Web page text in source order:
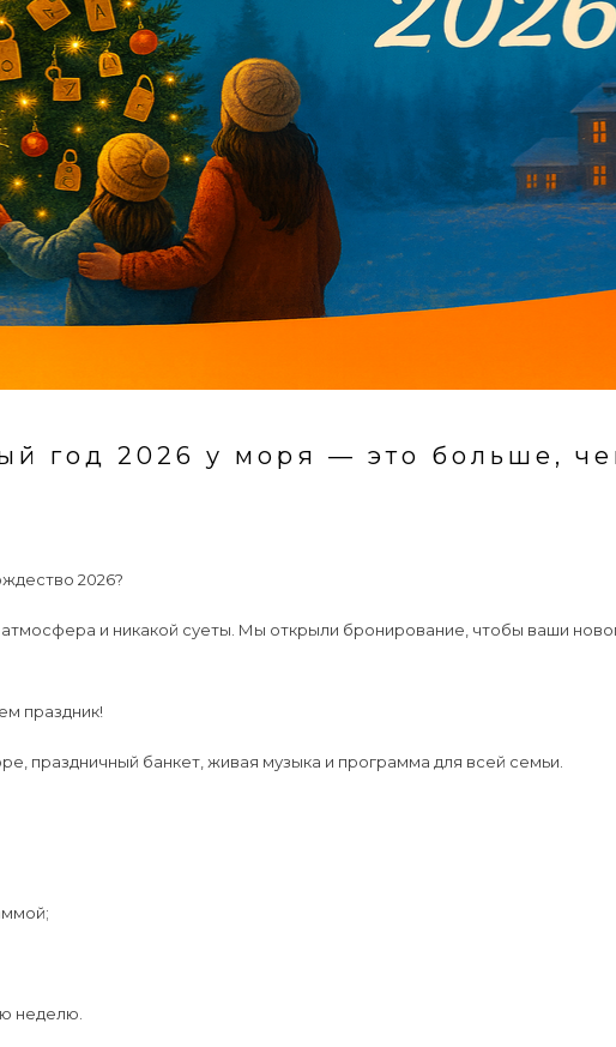
год 2026 у моря — это больше,
2026?
и никакой суеты. Мы открыли бронирование, чтобы ваши
праздник!
праздничный банкет, живая музыка и программа для всей семьи.
неделю.